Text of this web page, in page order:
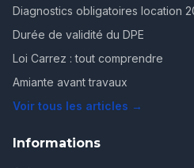
Diagnostics obligatoires location
Durée de validité du DPE
Loi Carrez : tout comprendre
Amiante avant travaux
Voir tous les articles →
Informations